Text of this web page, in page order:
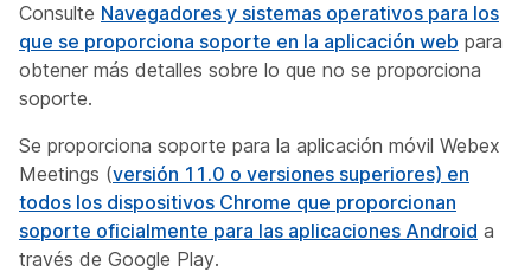
Consulte Navegadores y sistemas operativos para los
que se proporciona soporte en la aplicación web para
obtener más detalles sobre lo que no se proporciona
soporte.
Se proporciona soporte para la aplicación móvil Webex
Meetings (versión 11.0 o versiones superiores) en
todos los dispositivos Chrome que proporcionan
soporte oficialmente para las aplicaciones Android a
través de Google Play.